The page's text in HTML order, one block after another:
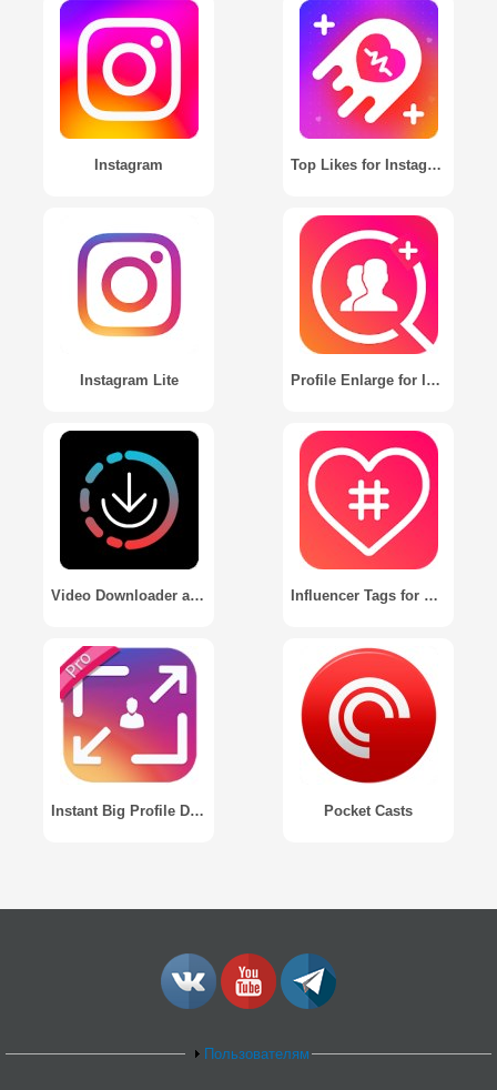
Instagram Top Likes for Instagram Photo Spliter
Instagram Lite Profile Enlarge for Instagram
Video Downloader and Stories Influencer Tags for Followers
Instant Big Profile Dp HD 1080 Pro Pocket Casts
Пользователям